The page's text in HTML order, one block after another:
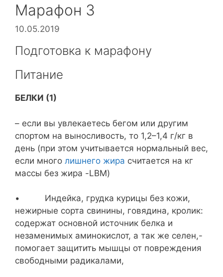
Марафон 3
10.05.2019
Подготовка к марафону
Питание
БЕЛКИ (1)
– если вы увлекаетесь бегом или другим
спортом на выносливость, то 1,2–1,4 г/кг в
день (при этом учитывается нормальный вес,
если много лишнего жира считается на кг
массы без жира -LBM)
• Индейка, грудка курицы без кожи,
нежирные сорта свинины, говядина, кролик:
содержат основной источник белка и
незаменимых аминокислот, а так же селен,-
помогает защитить мышцы от повреждения
свободными радикалами,